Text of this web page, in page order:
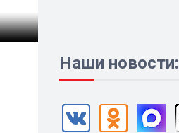
Наши новости: